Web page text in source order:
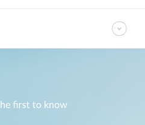
first to know